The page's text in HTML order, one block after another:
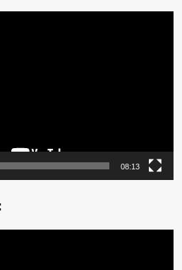
08:13